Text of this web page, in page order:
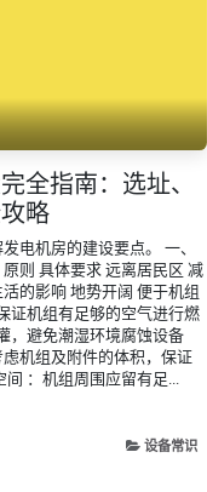
全指南：选址、
略
电机房的建设要点。 一、
则 具体要求 远离居民区 减
的影响 地势开阔 便于机组
证机组有足够的空气进行燃
，避免潮湿环境腐蚀设备
机组及附件的体积，保证
：机组周围应留有足...
设备常识